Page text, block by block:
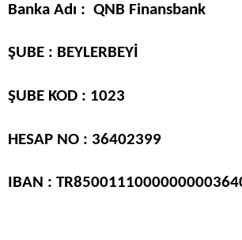
Banka Adı : QNB Finansbank
ŞUBE : BEYLERBEYİ
ŞUBE KOD : 1023
HESAP NO : 36402399
IBAN :